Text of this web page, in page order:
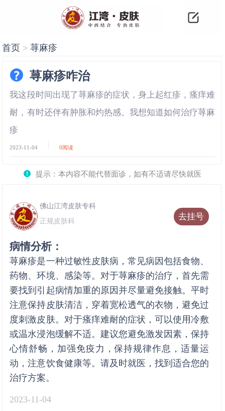
首页 >荨麻疹
荨麻疹咋治
我这段时间出现了荨麻疹的症状，身上起红疹，瘙痒难
耐，有时还伴有肿胀和灼热感。我想知道如何治疗荨麻
疹
2023-11-04 0阅读
提示：本内容不能代替面诊，如有不适请尽快就医
去挂号
佛山江湾皮肤专科
正规皮肤科
病情分析：
荨麻疹是一种过敏性皮肤病，常见病因包括食物、
药物、环境、感染等。对于荨麻疹的治疗，首先需
要找到引起病情加重的原因并尽量避免接触。平时
注意保持皮肤清洁，穿着宽松透气的衣物，避免过
度刺激皮肤。对于瘙痒难耐的症状，可以使用冷敷
或温水浸泡缓解不适。建议您避免激发因素，保持
心情舒畅，加强免疫力，保持规律作息，适量运
动，注意饮食健康等。请及时就医，找到适合您的
治疗方案。
2023-11-04